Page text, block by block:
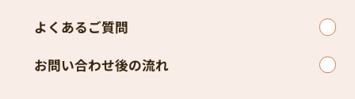
よくあるご質問
お問い合わせ後の流れ